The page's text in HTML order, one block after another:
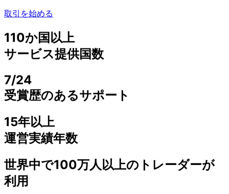
取引を始める
110か国以上
サービス提供国数
7/24
受賞歴のあるサポート
15年以上
運営実績年数
世界中で100万人以上の トレーダーが
利用